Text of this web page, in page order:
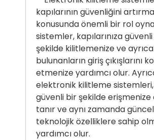
kapılarının güvenliğini artırma
konusunda önemli bir rol
sistemler, kapılarınıza
şekilde kilitlemenize ve
bulunanların giriş çıkışlarını
etmenize yardımcı olur.
elektronik kilitleme
güvenli bir şekilde erişmenize
tanır ve aynı zamanda güncel
teknolojik özelliklere sahip
yardımcı olur.